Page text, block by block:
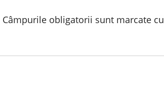
Câmpurile obligatorii sunt marcate cu